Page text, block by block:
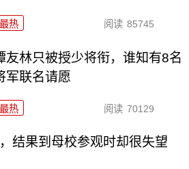
最热 阅读 85745
友林只被授少将衔，谁知有8名
军联名请愿
最热 阅读 70129
结果到母校参观时却很失望